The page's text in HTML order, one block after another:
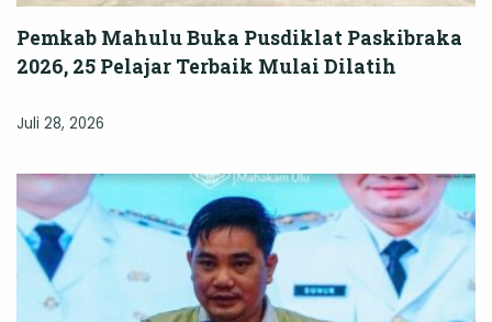
Pemkab Mahulu Buka Pusdiklat Paskibraka
2026, 25 Pelajar Terbaik Mulai Dilatih
Juli 28, 2026